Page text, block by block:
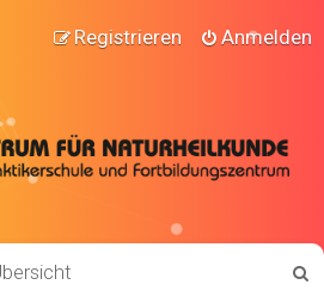
Anmelden
Registrieren